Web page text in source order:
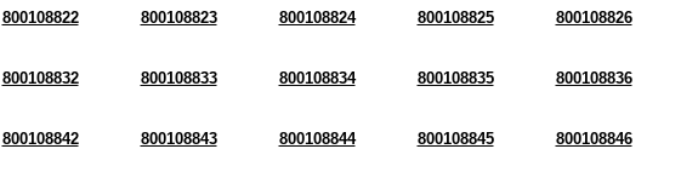
800108822 800108823 800108824 800108825 800108826
800108832 800108833 800108834 800108835 800108836
800108842 800108843 800108844 800108845 800108846